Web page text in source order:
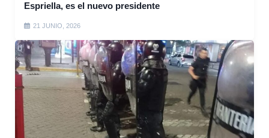
Espriella, es el nuevo presidente
21 JUNIO, 2026